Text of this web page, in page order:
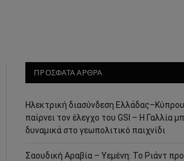
ΠΡΟΣΦΑΤΑ ΑΡΘΡΑ
Ηλεκτρική διασύνδεση
παίρνει τον έλεγχο του GSI – Η Γαλλία
δυναμικά στο γεωπολιτικό παιχνίδι
Σαουδική Αραβία – Υεμένη: Το Ριάντ